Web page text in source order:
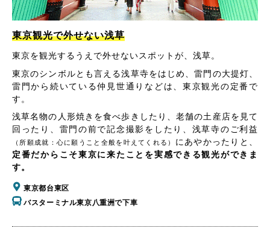
東京観光で外せない浅草
東京を観光するうえで外せないスポットが、浅草。
東京のシンボルとも言える浅草寺をはじめ、雷門の大提灯、
雷門から続いている仲見世通りなどは、東京観光の定番で
す。
浅草名物の人形焼きを食べ歩きしたり、老舗の土産店を見て
回ったり、雷門の前で記念撮影をしたり、浅草寺のご利益
（所願成就：心に願うこと全般を叶えてくれる）
にあやかったりと、
定番だからこそ東京に来たことを実感できる観光ができま
す。
東京都台東区
バスターミナル東京八重洲で下車